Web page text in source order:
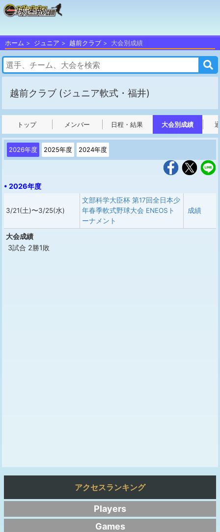
ホーム ジュニア 越前クラブ 大会別成績
越前クラブ (ジュニア軟式・福井)
トップ メンバー 日程・結果 大会別成績
2026年度 2025年度 2024年度
• 2026年度
3/21(土)〜3/25(水)
文部科学大臣杯 第17回全日本少
年春季軟式野球大会 ENEOSト
ーナメント
成績
大会成績
3試合 2勝1敗
アクセスランキング
Players
Games